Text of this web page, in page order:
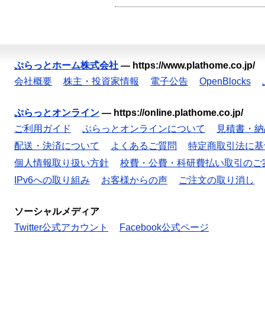
ぷらっとホーム株式会社 — https://www.plathome.co.jp/
会社概要
株主・投資家情報 電子公告 OpenBlocks
ぷらっとオンライン — https://online.plathome.co.jp/
ご利用ガイド
ぷらっとオンラインについて
見積書・
配送・決済について
よくあるご質問
特定商取引法に
個人情報取り扱い方針
校費・公費・科研費払い取引のご
IPv6への取り組み
お客様からの声 ご注文の取り消し
ソーシャルメディア
Twitter公式アカウント
Facebook公式ページ